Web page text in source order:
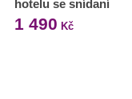
hotelu se snídaní
1 490 Kč